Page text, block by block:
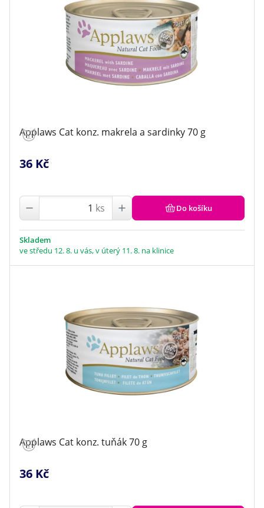
Applaws Cat konz. makrela a sardinky 70 g
36 Kč
ks Do košíku
Skladem
ve středu 12. 8. u vás, v úterý 11. 8. na klinice
Applaws Cat konz. tuňák 70 g
36 Kč